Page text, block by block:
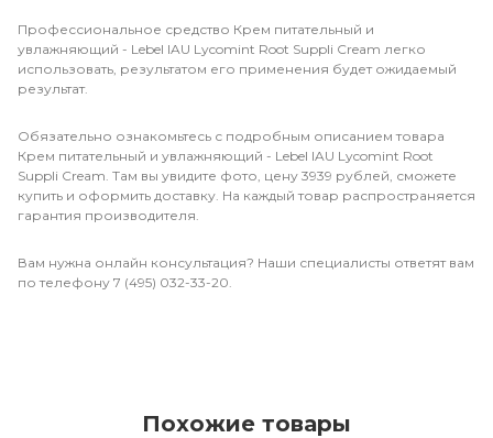
Профессиональное средство Крем питательный и
увлажняющий - Lebel IAU Lycomint Root Suppli Cream легко
использовать, результатом его применения будет ожидаемый
результат.
Обязательно ознакомьтесь с подробным описанием товара
Крем питательный и увлажняющий - Lebel IAU Lycomint Root
Suppli Cream. Там вы увидите фото, цену 3939 рублей, сможете
купить и оформить доставку. На каждый товар распространяется
гарантия производителя.
Вам нужна онлайн консультация? Наши специалисты ответят вам
по телефону 7 (495) 032-33-20.
Похожие товары